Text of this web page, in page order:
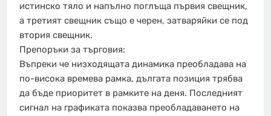
истинско тяло и напълно поглъща първия свещник,
а третият свещник също е черен, затваряйки се под
втория свещник.
Препоръки за търговия:
Въпреки че низходящата динамика преобладава на
по-висока времева рамка, дългата позиция трябва
да бъде приоритет в рамките на деня. Последният
сигнал на графиката показва преобладаването на